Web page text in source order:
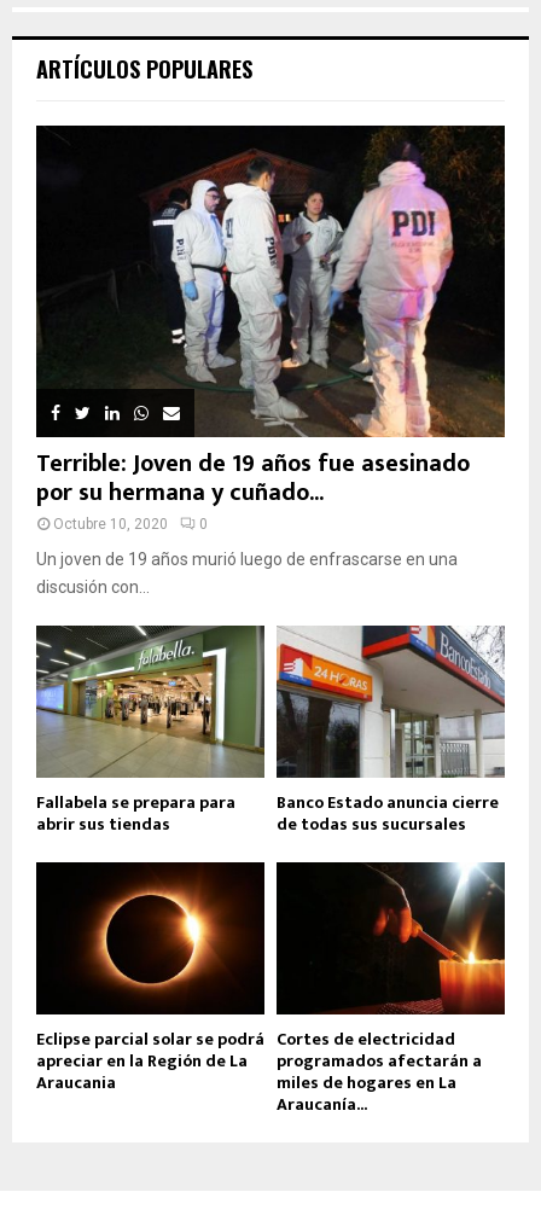
ARTÍCULOS POPULARES
Terrible: Joven de 19 años fue asesinado
por su hermana y cuñado...
Octubre 10, 2020 0
Un joven de 19 años murió luego de enfrascarse en una
discusión con...
Fallabela se prepara para
abrir sus tiendas
Banco Estado anuncia cierre
de todas sus sucursales
Eclipse parcial solar se podrá
apreciar en la Región de La
Araucania
Cortes de electricidad
programados afectarán a
miles de hogares en La
Araucanía...